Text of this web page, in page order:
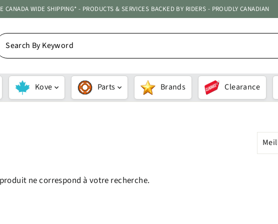
CANADA WIDE SHIPPING* - PRODUCTS & SERVICES BACKED BY RIDERS - PROUDLY CANADIAN
Kove Parts Brands Clearance
ne correspond à votre recherche.